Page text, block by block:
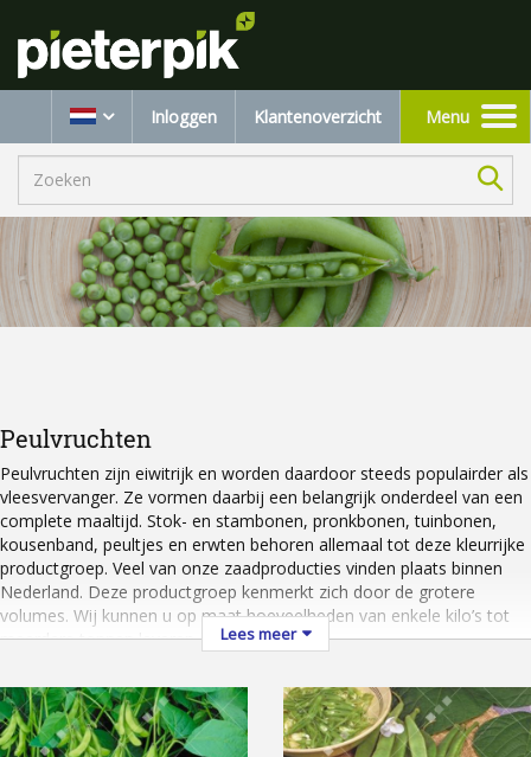
Inloggen Klantenoverzicht
Toggle
navigation
Menu
Peulvruchten
Peulvruchten zijn eiwitrijk en worden daardoor steeds populairder als
vleesvervanger. Ze vormen daarbij een belangrijk onderdeel van een
complete maaltijd. Stok- en stambonen, pronkbonen, tuinbonen,
kousenband, peultjes en erwten behoren allemaal tot deze kleurrijke
productgroep. Veel van onze zaadproducties vinden plaats binnen
Nederland. Deze productgroep kenmerkt zich door de grotere
volumes. Wij kunnen u op maat hoeveelheden van enkele kilo’s tot
meerdere tonnen leveren.
Lees meer